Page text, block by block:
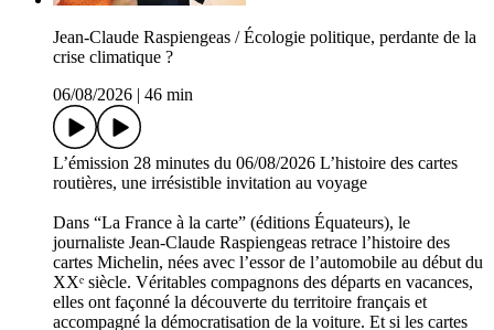
Jean-Claude Raspiengeas / Écologie politique, perdante de la
crise climatique ?
06/08/2026
46 min
L’émission 28 minutes du 06/08/2026 L’histoire des cartes
routières, une irrésistible invitation au voyage
Dans “La France à la carte” (éditions Équateurs), le
journaliste Jean-Claude Raspiengeas retrace l’histoire des
cartes Michelin, nées avec l’essor de l’automobile au début du
XXᵉ siècle. Véritables compagnons des départs en vacances,
elles ont façonné la découverte du territoire français et
accompagné la démocratisation de la voiture. Et si les cartes